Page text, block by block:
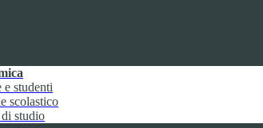
e studenti
scolastico
studio